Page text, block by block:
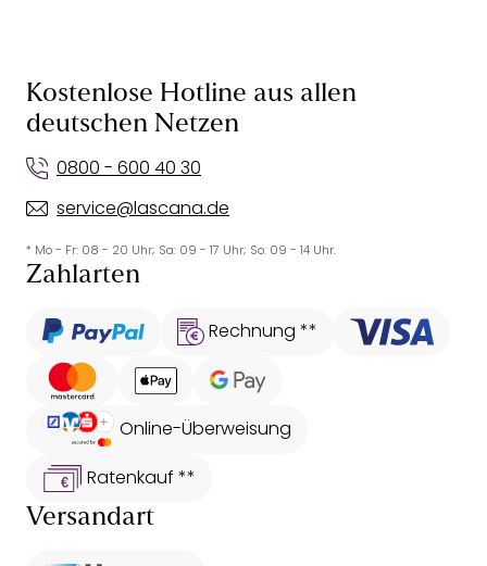
Kostenlose Hotline aus allen
deutschen Netzen
0800 - 600 40 30
service@lascana.de
* Mo - Fr: 08 - 20 Uhr; Sa: 09 - 17 Uhr; So: 09 - 14 Uhr.
Zahlarten
Rechnung **
Online-Überweisung
Ratenkauf **
Versandart